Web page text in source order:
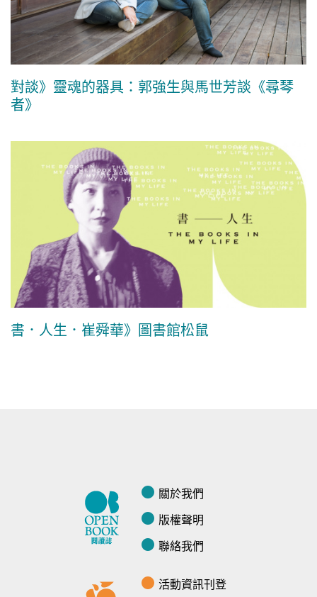
對談》靈魂的器具：郭強生與馬世芳談《尋琴
者》
書．人生．崔舜華》圖書館松鼠
關於我們
版權聲明
聯絡我們
活動資訊刊登